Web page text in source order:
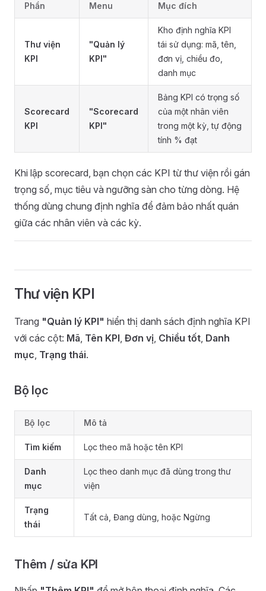
Phần Menu Mục đích
Thư viện
KPI
"Quản lý
KPI"
Kho định nghĩa KPI
tái sử dụng: mã, tên,
đơn vị, chiều đo,
danh mục
Scorecard
KPI
"Scorecard
KPI"
Bảng KPI có trọng số
của một nhân viên
trong một kỳ, tự động
tính % đạt
Khi lập scorecard, bạn chọn các KPI từ thư viện rồi gán
trọng số, mục tiêu và ngưỡng sàn cho từng dòng. Hệ
thống dùng chung định nghĩa để đảm bảo nhất quán
giữa các nhân viên và các kỳ.
Thư viện KPI
Trang "Quản lý KPI" hiển thị danh sách định nghĩa KPI
với các cột: Mã, Tên KPI, Đơn vị, Chiều tốt, Danh
mục, Trạng thái.
Bộ lọc
Bộ lọc Mô tả
Tìm kiếm Lọc theo mã hoặc tên KPI
Danh
mục
Lọc theo danh mục đã dùng trong thư
viện
Trạng
thái
Tất cả, Đang dùng, hoặc Ngừng
Thêm / sửa KPI